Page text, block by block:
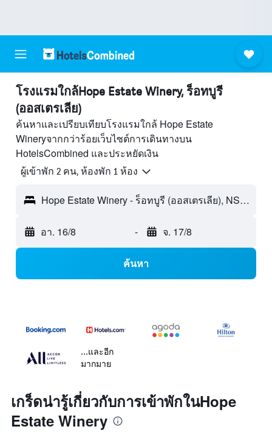
โรงแรมใกล้Hope Estate Winery, ร็อทบูรี
(ออสเตรเลีย)
ค้นหาและเปรียบเทียบโรงแรมใกล้ Hope Estate
Wineryจากกว่าร้อยเว็บไซต์การเดินทางบน
HotelsCombined และประหยัดเงิน
ผู้เข้าพัก 2 คน, ห้องพัก 1 ห้อง
Hope Estate Winery - ร็อทบูรี (ออสเตรเลีย), NSW, ออสเตรเลีย
อา. 16/8 - จ. 17/8
ค้นหา
...และอีก
มากมาย
เกร็ดน่ารู้เกี่ยวกับการเข้าพักในHope
Estate Winery